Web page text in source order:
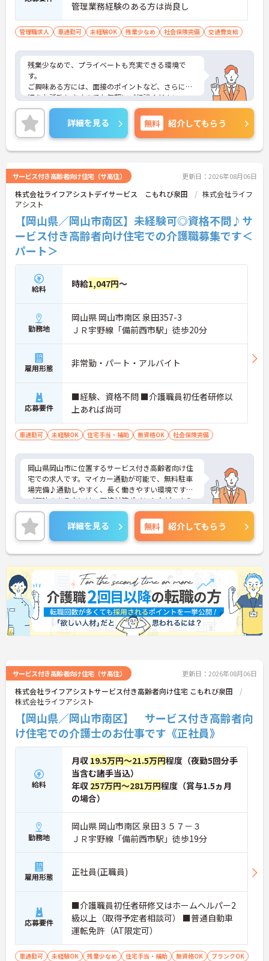
管理業務経験のある方は尚良し
管理職求人 車通勤可 未経験OK 残業少なめ 社会保険完備 交通費支給
残業少なめで、プライベートも充実できる環境で
す。
ご興味ある方には、面接のポイントなど、さらに詳
細をお話致しますのでお気軽にご相談ください。
詳細を見る 無料 紹介してもらう
サービス付き高齢者向け住宅（サ高住） 更新日：2026年08月06日
株式会社ライフアシストデイサービス こもれび泉田
株式会社ライフ
アシスト
【岡山県／岡山市南区】未経験可◎資格不問♪サ
ービス付き高齢者向け住宅での介護職募集です＜
パート＞
給料 時給1,047円～
勤務地
岡山県 岡山市南区 泉田357-3
ＪＲ宇野線「備前西市駅」徒歩20分
雇用形態 非常勤・パート・アルバイト
応募要件
■経験、資格不問 ■介護職員初任者研修以
上あれば尚可
車通勤可 未経験OK 住宅手当・補助 無資格OK 社会保険完備
岡山県岡山市に位置するサービス付き高齢者向け住
宅での求人です。マイカー通勤が可能で、無料駐車
場完備♪通勤しやすく、長く働きやすい環境です！
ご興味のある方には、面接対策ポイントなど、さら
に詳細をご案内しますのでお気軽にご相談くださ
い！
詳細を見る 無料 紹介してもらう
サービス付き高齢者向け住宅（サ高住） 更新日：2026年08月06日
株式会社ライフアシストサービス付き高齢者向け住宅 こもれび泉田
株式会社ライフアシスト
【岡山県／岡山市南区】 サービス付き高齢者向
け住宅での介護士のお仕事です《正社員》
給料
月収 19.5万円～21.5万円程度（夜勤5回分手
当含む諸手当込）
年収 257万円～281万円程度（賞与1.5ヵ月
の場合）
勤務地
岡山県 岡山市南区 泉田３５７－３
ＪＲ宇野線「備前西市駅」徒歩19分
雇用形態 正社員(正職員)
応募要件
■介護職員初任者研修又はホームヘルパー2
級以上（取得予定者相談可） ■普通自動車
運転免許（AT限定可）
車通勤可 未経験OK 残業少なめ 住宅手当・補助 無資格OK
ブランクOK